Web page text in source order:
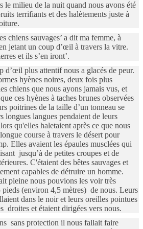
le milieu de la nuit quand nous avons été
terrifiants et des halètements juste à
chiens sauvages’ a dit ma femme, à
jetant un coup d’œil à travers la vitre.
et ils s’en iront’.
d’œil plus attentif nous a glacés de peur.
hyènes noires, deux fois plus
chiens que nous ayons jamais vus, et
ces hyènes à taches brunes observées
poitrines de la taille d’un tonneau se
longues langues pendaient de leurs
qu'elles haletaient après ce que nous
course à travers le désert pour
Elles avaient les épaules musclées qui
jusqu’à de petites croupes et de
C'étaient des bêtes sauvages et
capables de détruire un homme.
pleine nous pouvions les voir très
pieds (environ 4,5 mètres) de nous. Leurs
dans le noir et leurs oreilles pointues
droites et étaient dirigées vers nous.
sans protection il nous fallait faire